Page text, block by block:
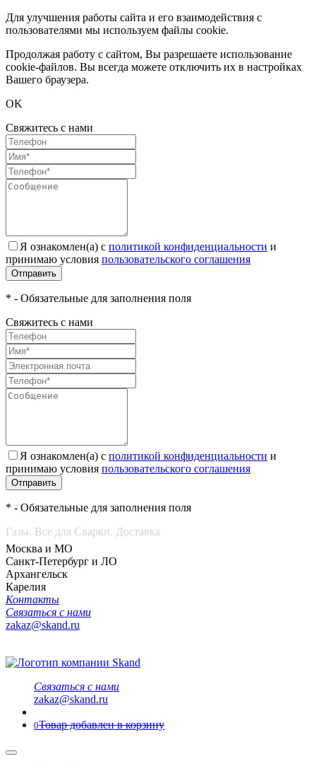
Для улучшения работы сайта и его взаимодействия с
пользователями мы используем файлы cookie.
Продолжая работу с сайтом, Вы разрешаете использование
cookie-файлов. Вы всегда можете отключить их в настройках
Вашего браузера.
OK
Свяжитесь с нами
Я ознакомлен(а) с политикой конфиденциальности и
принимаю условия пользовательского соглашения
Отправить
* - Обязательные для заполнения поля
Свяжитесь с нами
Я ознакомлен(а) с политикой конфиденциальности и
принимаю условия пользовательского соглашения
Отправить
* - Обязательные для заполнения поля
Газы. Все для Сварки. Доставка
Москва и МО
Санкт-Петербург и ЛО
Архангельск
Карелия
Контакты
Связаться с нами
zakaz@skand.ru
Связаться с нами
zakaz@skand.ru
0Товар добавлен в корзину